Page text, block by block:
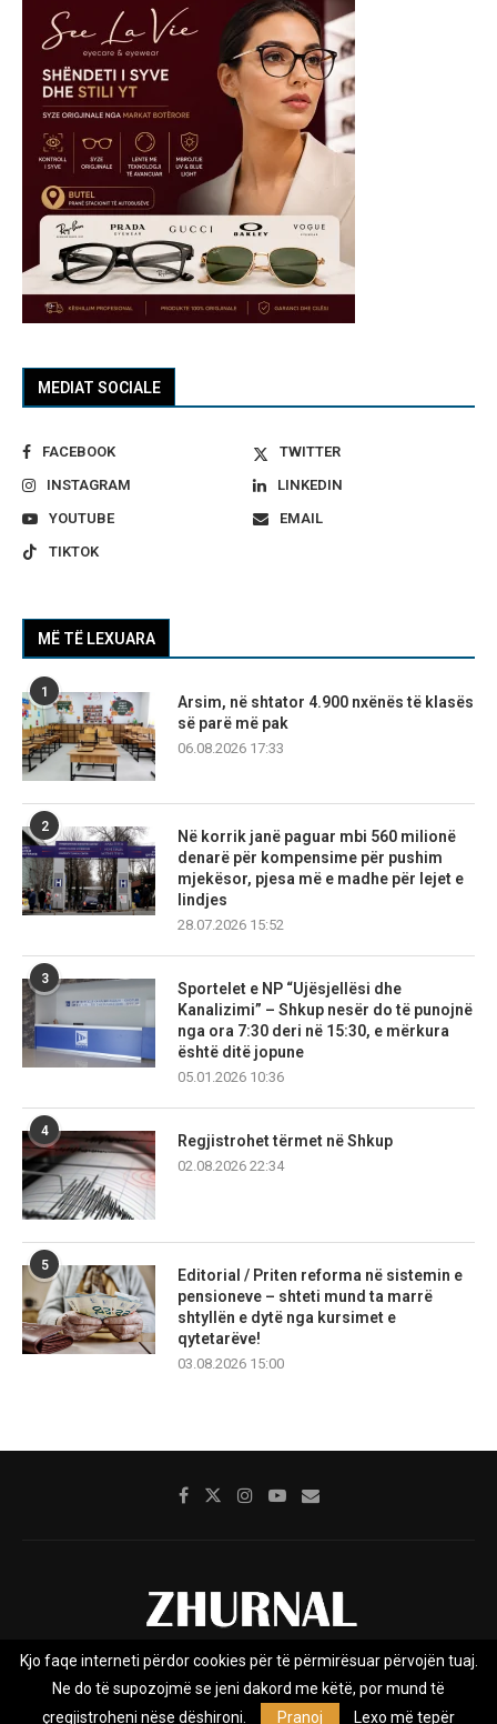
MEDIAT SOCIALE
FACEBOOK
TWITTER
INSTAGRAM
LINKEDIN
YOUTUBE
EMAIL
TIKTOK
MË TË LEXUARA
1
Arsim, në shtator 4.900 nxënës të klasës
së parë më pak
06.08.2026 17:33
2
Në korrik janë paguar mbi 560 milionë
denarë për kompensime për pushim
mjekësor, pjesa më e madhe për lejet e
lindjes
28.07.2026 15:52
3
Sportelet e NP “Ujësjellësi dhe
Kanalizimi” – Shkup nesër do të punojnë
nga ora 7:30 deri në 15:30, e mërkura
është ditë jopune
05.01.2026 10:36
4
Regjistrohet tërmet në Shkup
02.08.2026 22:34
5
Editorial / Priten reforma në sistemin e
pensioneve – shteti mund ta marrë
shtyllën e dytë nga kursimet e
qytetarëve!
03.08.2026 15:00
Rreth nesh Impresumi Marketing
Privacy Policy
Kjo faqe interneti përdor cookies për të përmirësuar përvojën tuaj.
Ne do të supozojmë se jeni dakord me këtë, por mund të
çregjistroheni nëse dëshironi.
Pranoj Lexo më tepër